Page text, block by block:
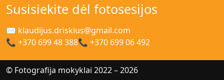
Susisiekite dėl fotosesijos
✉ klaudijus.driskius@gmail.com
📞 +370 699 48 388📞 +370 699 06 492
© Fotografija mokyklai 2022 – 2026